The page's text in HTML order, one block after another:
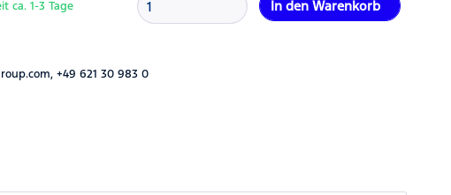
ca. 1-3 Tage In den Warenkorb
+49 621 30 983 0